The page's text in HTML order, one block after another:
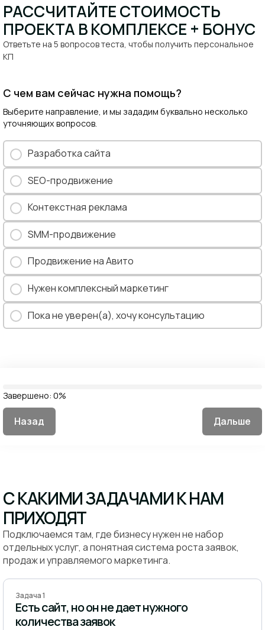
РАССЧИТАЙТЕ СТОИМОСТЬ
ПРОЕКТА В КОМПЛЕКСЕ + БОНУС​
Ответьте на 5 вопросов теста, чтобы получить персональное
КП​
С чем вам сейчас нужна помощь?
Выберите направление, и мы зададим буквально несколько
уточняющих вопросов.
Разработка сайта
SEO-продвижение
Контекстная реклама
SMM-продвижение
Продвижение на Авито
Нужен комплексный маркетинг
Пока не уверен(а), хочу консультацию
Завершено: 0%
Назад Дальше
С КАКИМИ ЗАДАЧАМИ К НАМ
ПРИХОДЯТ
Подключаемся там, где бизнесу нужен не набор
отдельных услуг, а понятная система роста заявок,
продаж и управляемого маркетинга.
Задача 1
Есть сайт, но он не дает нужного
количества заявок